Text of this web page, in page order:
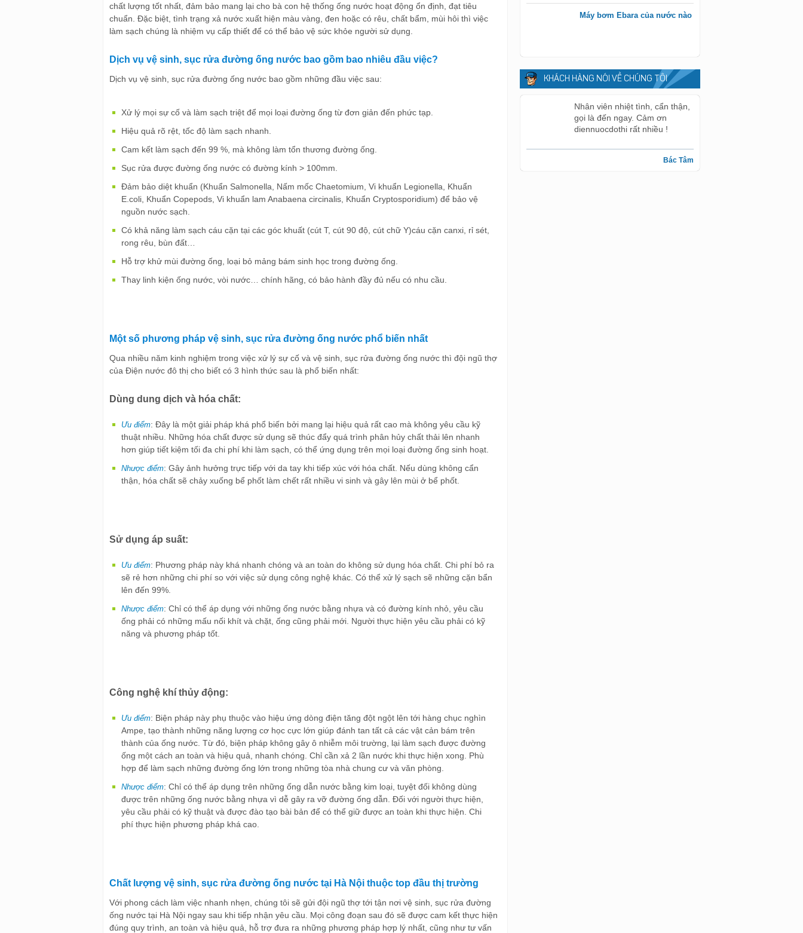
chất lượng tốt nhất, đảm bảo mang lại cho bà con hệ thống ống nước hoạt động ổn định, đạt tiêu
chuẩn. Đặc biệt, tình trạng xả nước xuất hiện màu vàng, đen hoặc có rêu, chất bẩm, mùi hôi thì việc
làm sạch chúng là nhiệm vụ cấp thiết để có thể bảo vệ sức khỏe người sử dụng.
Dịch vụ vệ sinh, sục rửa đường ống nước bao gồm bao nhiêu đầu việc?
Dịch vụ vệ sinh, sục rửa đường ống nước bao gồm những đầu việc sau:
Xử lý mọi sự cố và làm sạch triệt để mọi loại đường ống từ đơn giản đến phức tạp.
Hiệu quả rõ rệt, tốc độ làm sạch nhanh.
Cam kết làm sạch đến 99 %, mà không làm tổn thương đường ống.
Sục rửa được đường ống nước có đường kính > 100mm.
Đảm bảo diệt khuẩn (Khuẩn Salmonella, Nấm mốc Chaetomium, Vi khuẩn Legionella, Khuẩn
E.coli, Khuẩn Copepods, Vi khuẩn lam Anabaena circinalis, Khuẩn Cryptosporidium) để bảo vệ
nguồn nước sạch.
Có khả năng làm sạch cáu cặn tại các góc khuất (cút T, cút 90 độ, cút chữ Y)cáu cặn canxi, rỉ sét,
rong rêu, bùn đất…
Hỗ trợ khử mùi đường ống, loại bỏ mảng bám sinh học trong đường ống.
Thay linh kiện ống nước, vòi nước… chính hãng, có bảo hành đầy đủ nếu có nhu cầu.
Một số phương pháp vệ sinh, sục rửa đường ống nước phổ biến nhất
Qua nhiều năm kinh nghiệm trong việc xử lý sự cố và vệ sinh, sục rửa đường ống nước thì đội ngũ thợ
của Điện nước đô thị cho biết có 3 hình thức sau là phổ biến nhất:
Dùng dung dịch và hóa chất:
Ưu điểm: Đây là một giải pháp khá phổ biến bởi mang lại hiệu quả rất cao mà không yêu cầu kỹ
thuật nhiều. Những hóa chất được sử dụng sẽ thúc đẩy quá trình phân hủy chất thải lên nhanh
hơn giúp tiết kiệm tối đa chi phí khi làm sạch, có thể ứng dụng trên mọi loại đường ống sinh hoạt.
Nhược điểm: Gây ảnh hưởng trực tiếp với da tay khi tiếp xúc với hóa chất. Nếu dùng không cẩn
thận, hóa chất sẽ chảy xuống bể phốt làm chết rất nhiều vi sinh và gây lên mùi ở bể phốt.
Sử dụng áp suất:
Ưu điểm: Phương pháp này khá nhanh chóng và an toàn do không sử dụng hóa chất. Chi phí bỏ ra
sẽ rẻ hơn những chi phí so với việc sử dụng công nghệ khác. Có thể xử lý sạch sẽ những cặn bẩn
lên đến 99%.
Nhược điểm: Chỉ có thể áp dụng với những ống nước bằng nhựa và có đường kính nhỏ, yêu cầu
ống phải có những mấu nối khít và chặt, ống cũng phải mới. Người thực hiện yêu cầu phải có kỹ
năng và phương pháp tốt.
Công nghệ khí thủy động:
Ưu điểm: Biện pháp này phụ thuộc vào hiệu ứng dòng điện tăng đột ngột lên tới hàng chục nghìn
Ampe, tạo thành những năng lượng cơ học cực lớn giúp đánh tan tất cả các vật cản bám trên
thành của ống nước. Từ đó, biện pháp không gây ô nhiễm môi trường, lại làm sạch được đường
ống một cách an toàn và hiệu quả, nhanh chóng. Chỉ cần xả 2 lần nước khi thực hiện xong. Phù
hợp để làm sạch những đường ống lớn trong những tòa nhà chung cư và văn phòng.
Nhược điểm: Chỉ có thể áp dụng trên những ống dẫn nước bằng kim loại, tuyệt đối không dùng
được trên những ống nước bằng nhựa vì dễ gây ra vỡ đường ống dẫn. Đối với người thực hiện,
yêu cầu phải có kỹ thuật và được đào tạo bài bản để có thể giữ được an toàn khi thực hiện. Chi
phí thực hiện phương pháp khá cao.
Chất lượng vệ sinh, sục rửa đường ống nước tại Hà Nội thuộc top đầu thị trường
Với phong cách làm việc nhanh nhẹn, chúng tôi sẽ gửi đội ngũ thợ tới tận nơi vệ sinh, sục rửa đường
ống nước tại Hà Nội ngay sau khi tiếp nhận yêu cầu. Mọi công đoạn sau đó sẽ được cam kết thực hiện
đúng quy trình, an toàn và hiệu quả, hỗ trợ đưa ra những phương pháp hợp lý nhất, cũng như tư vấn
Máy bơm Ebara của nước nào
KHÁCH HÀNG NÓI VỀ CHÚNG TÔI
Nhân viên nhiệt tình, cẩn thận,
gọi là đến ngay. Cảm ơn
diennuocdothi rất nhiều !
Bác Tâm